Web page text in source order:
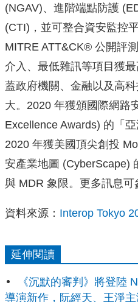
(NGAV)、進階端點防護
(CTI)，並可整合資安監控
MITRE ATT&CK® 公開評
介入、最低雜訊等項目獲
蓋政府機關、金融以及高
大。2020 年獲頒國際網路
Excellence Awards) 的「
2020 年獲美國頂尖創投
安產業地圖 (CyberScape)
與 MDR 象限。更多訊息可
資料來源： Interop Tokyo
延伸閱讀
《沉默的審判》將登陸
導演新作，阮經天、王淨主